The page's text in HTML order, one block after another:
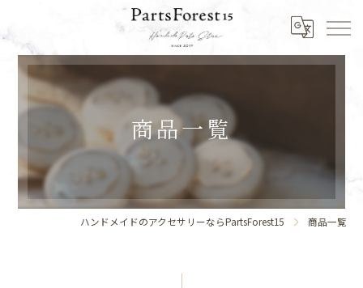
商品一覧
ハンドメイドのアクセサリーならPartsForest15 商品一覧